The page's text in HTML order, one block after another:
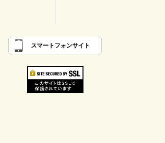
スマートフォンサイト